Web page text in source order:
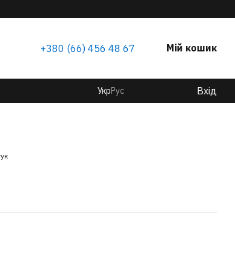
+380 (66) 456 48 67 Мій кошик
УкрРус Вхід